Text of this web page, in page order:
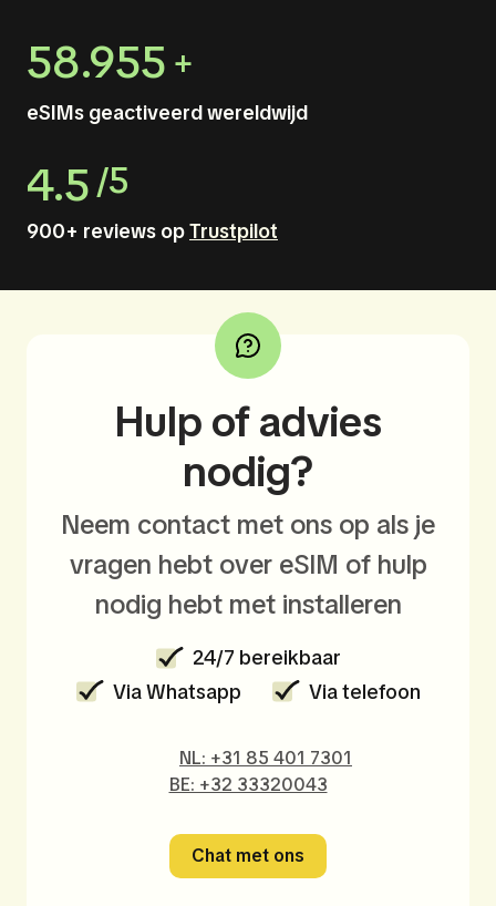
58.955 +
eSIMs geactiveerd wereldwijd
4.5/5
900+ reviews opTrustpilot
Hulp of advies
nodig?
Neem contact met ons op als je
vragen hebt over eSIM of hulp
nodig hebt met installeren
24/7 bereikbaar
Via Whatsapp
Via telefoon
NL: +31 85 401 7301
BE: +32 33320043
Chat met ons